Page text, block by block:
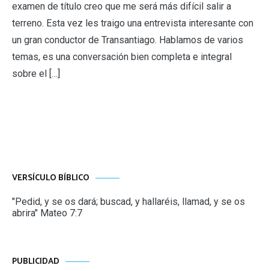
examen de título creo que me será más difícil salir a
terreno. Esta vez les traigo una entrevista interesante con
un gran conductor de Transantiago. Hablamos de varios
temas, es una conversación bien completa e integral
sobre el […]
VERSÍCULO BÍBLICO
"Pedid, y se os dará; buscad, y hallaréis, llamad, y se os
abrira" Mateo 7:7
PUBLICIDAD